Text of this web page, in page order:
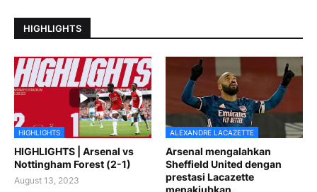
HIGHLIGHTS
HIGHLIGHTS
HIGHLIGHTS | Arsenal vs
Nottingham Forest (2-1)
August 13, 2023
ALEXANDRE LACAZETTE
Arsenal mengalahkan
Sheffield United dengan
prestasi Lacazette